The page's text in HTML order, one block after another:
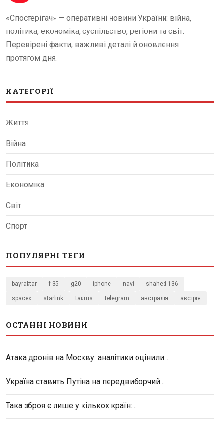
«Спостерігач» — оперативні новини України: війна,
політика, економіка, суспільство, регіони та світ.
Перевірені факти, важливі деталі й оновлення
протягом дня.
КАТЕГОРІЇ
Життя
Війна
Політика
Економіка
Світ
Спорт
ПОПУЛЯРНІ ТЕГИ
bayraktar f-35 g20 iphone navi shahed-136
spacex starlink taurus telegram австралія австрія
ОСТАННІ НОВИНИ
Атака дронів на Москву: аналітики оцінили...
Україна ставить Путіна на передвиборчий...
Така зброя є лише у кількох країн:...